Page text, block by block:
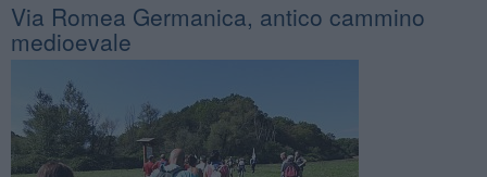
Via Romea Germanica, antico cammino
medioevale